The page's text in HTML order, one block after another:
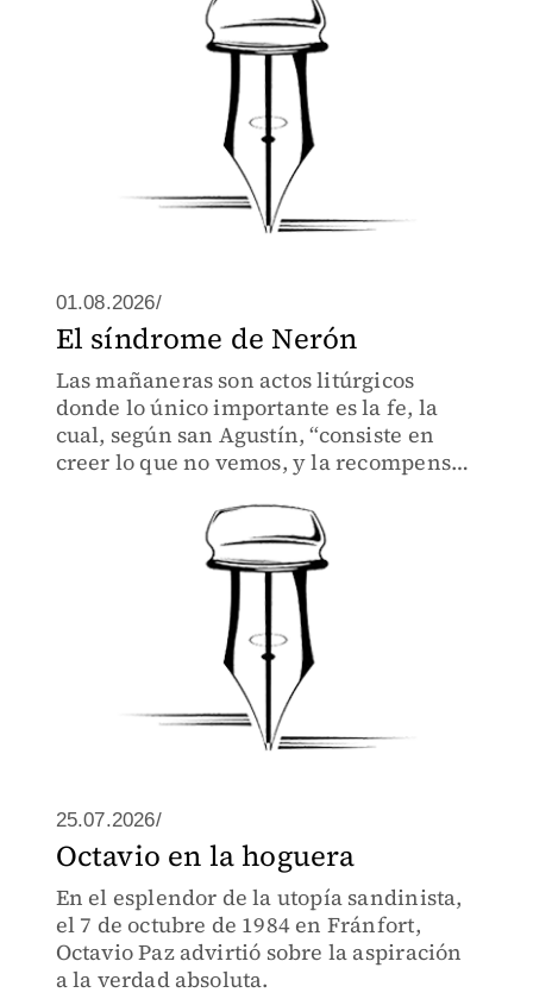
01.08.2026/
El síndrome de Nerón
Las mañaneras son actos litúrgicos
donde lo único importante es la fe, la
cual, según san Agustín, “consiste en
creer lo que no vemos, y la recompensa
25.07.2026/
Octavio en la hoguera
En el esplendor de la utopía sandinista,
el 7 de octubre de 1984 en Fránfort,
Octavio Paz advirtió sobre la aspiración
a la verdad absoluta.